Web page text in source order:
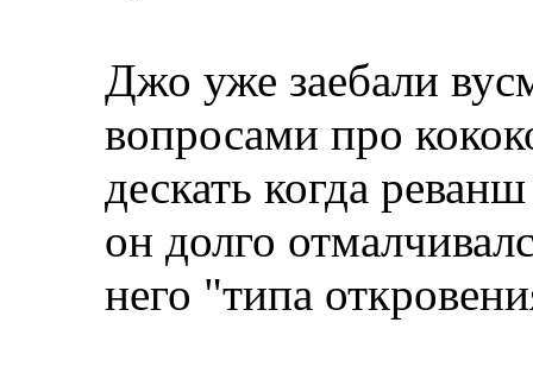
Джо уже заебали
вопросами про
дескать когда
он долго
него "типа